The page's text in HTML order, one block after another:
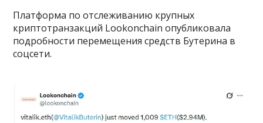
Платформа по отслеживанию крупных
криптотранзакций Lookonchain опубликовала
подробности перемещения средств Бутерина в
соцсети.